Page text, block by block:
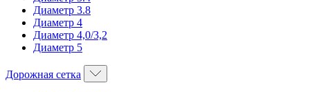
Диаметр 3.8
Диаметр 4
Диаметр 4,0/3,2
Диаметр 5
Дорожная сетка